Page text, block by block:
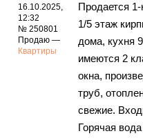
16.10.2025,
12:32
№ 250801
Продаю —
Квартиры
Продается
1/5 этаж
дома, кухня
имеются 2
окна,
труб,
свежие.
Горячая